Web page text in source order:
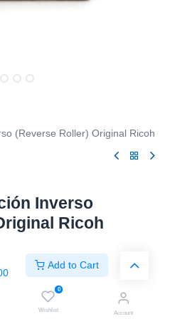
Add to Cart
0
Wishlist Account
(Reverse Roller) Original Ricoh
Inverso
Ricoh